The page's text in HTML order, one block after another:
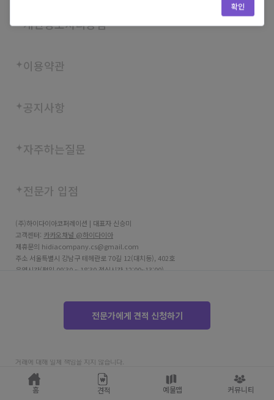
전문가에게 견적 신청하기
개인정보처리방침
이용약관
공지사항
자주하는질문
전문가 입점
(주)하이다이아코퍼레이션 | 대표자 신승미
고객센터: 카카오채널 @하이다이아
제휴문의 hidiacompany.cs@gmail.com
주소 서울특별시 강남구 테헤란로 70길 12(대치동), 402호
운영시간(평일 09:30 ~ 18:30 점심시간 12:00~13:00)
SGI서울보증보험 구매안전서비스
통신판매번호 제 2025-서울강남-05661호
호스팅사업자 Amazon Web Service (AWS)
거래에 대해 일체 책임을 지지 않습니다.
copyright © HIDIA
홈 견적 예물맵 커뮤니티
확인